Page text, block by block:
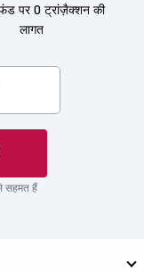
पर 0 ट्रांज़ैक्शन की
लागत
सहमत हैं